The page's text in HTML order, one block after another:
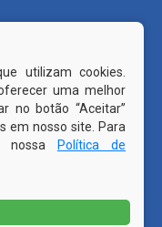
utilizam cookies.
uma melhor
no botão “Aceitar”
em nosso site. Para
nossa
Política de